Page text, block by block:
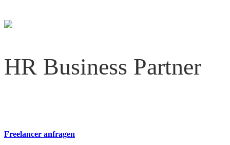
HR Business Partner
Freelancer anfragen